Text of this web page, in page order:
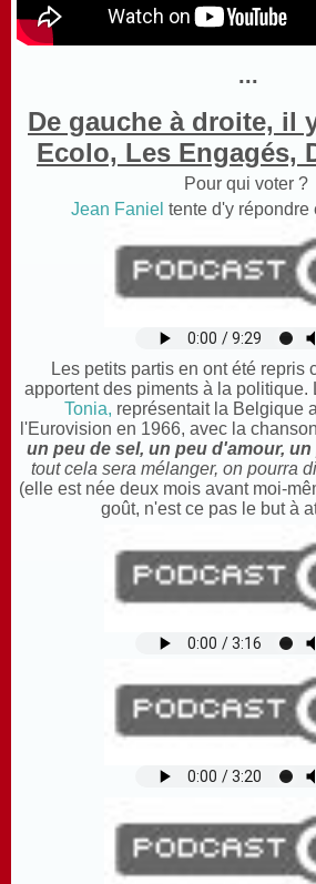
...
De gauche à droite, il
Ecolo, Les Engagés,
Pour qui voter ?
Jean Faniel tente d'y
Les petits partis en ont été repris
apportent des piments à la politique.
Tonia, représentait la Belgique
l'Eurovision en 1966, avec la
un peu de sel, un peu d'amour, un
tout cela sera mélanger, on pourra
(elle est née deux mois avant moi-
goût, n'est ce pas le but à